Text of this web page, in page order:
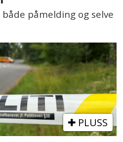
påmelding og selve
PLUSS